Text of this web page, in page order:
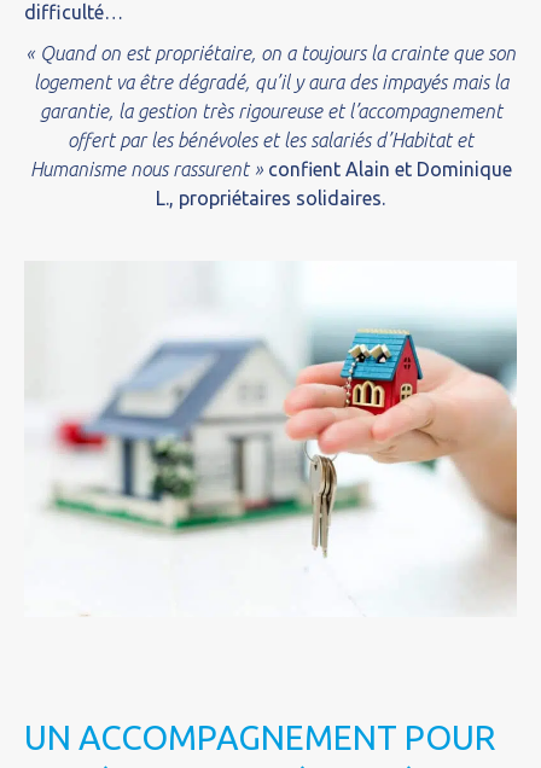
difficulté…
« Quand on est propriétaire, on a toujours la crainte que son
logement va être dégradé, qu’il y aura des impayés mais la
garantie, la gestion très rigoureuse et l’accompagnement
offert par les bénévoles et les salariés d’Habitat et
Humanisme nous rassurent »confient Alain et Dominique
L., propriétaires solidaires.
UN ACCOMPAGNEMENT POUR